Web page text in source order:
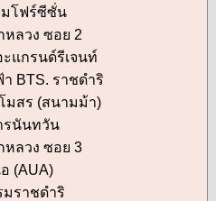
มโฟร์ซีซั่น
หลวง ซอย 2
ะแกรนด์รีเจนท์
BTS. ราชดำริ
มสร (สนามม้า)
รนันทวัน
หลวง ซอย 3
อ (AUA)
มราชดำริ